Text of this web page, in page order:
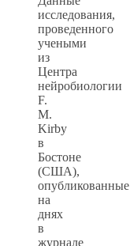
исследования,
проведенного
учеными
из
Центра
нейробиологии
F.
М.
Kirby
в
Бостоне
(США),
опубликованные
на
днях
в
журнале